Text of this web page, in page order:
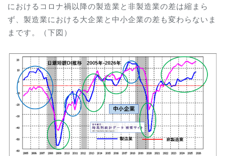
におけるコロナ禍以降の製造業と非製造業の差は縮まら
ず、製造業における大企業と中小企業の差も変わらないま
まです。（下図）